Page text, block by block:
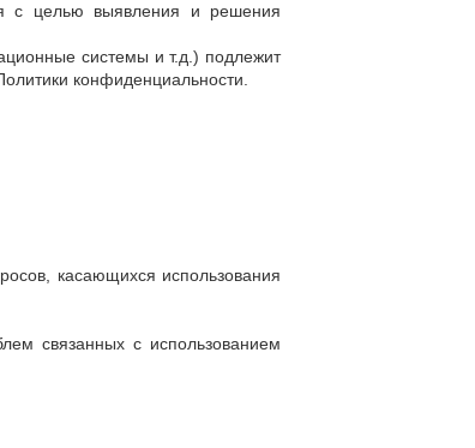
с целью выявления и решения
системы и т.д.) подлежит
конфиденциальности.
касающихся использования
связанных с использованием